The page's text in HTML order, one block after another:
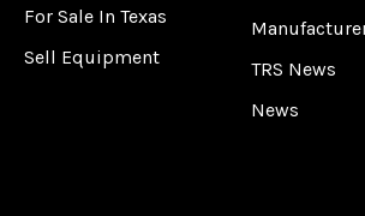
For Sale In Texas
Sell Equipment
TRS News
News